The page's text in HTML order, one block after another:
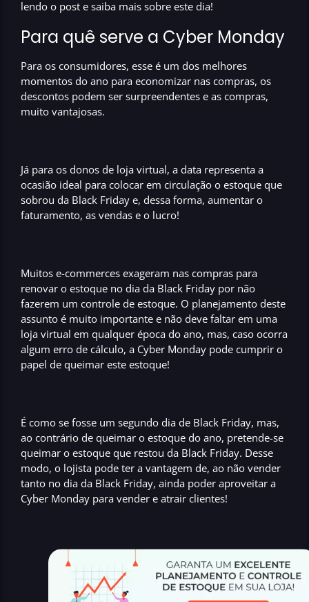
lendo o post e saiba mais sobre este dia!
Para quê serve a Cyber Monday
Para os consumidores, esse é um dos melhores
momentos do ano para economizar nas compras, os
descontos podem ser surpreendentes e as compras,
muito vantajosas.
Já para os donos de loja virtual, a data representa a
ocasião ideal para colocar em circulação o estoque que
sobrou da Black Friday e, dessa forma, aumentar o
faturamento, as vendas e o lucro!
Muitos e-commerces exageram nas compras para
renovar o estoque no dia da Black Friday por não
fazerem um controle de estoque. O planejamento deste
assunto é muito importante e não deve faltar em uma
loja virtual em qualquer época do ano, mas, caso ocorra
algum erro de cálculo, a Cyber Monday pode cumprir o
papel de queimar este estoque!
É como se fosse um segundo dia de Black Friday, mas,
ao contrário de queimar o estoque do ano, pretende-se
queimar o estoque que restou da Black Friday. Desse
modo, o lojista pode ter a vantagem de, ao não vender
tanto no dia da Black Friday, ainda poder aproveitar a
Cyber Monday para vender e atrair clientes!